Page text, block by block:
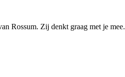
Rossum. Zij denkt graag met je mee.